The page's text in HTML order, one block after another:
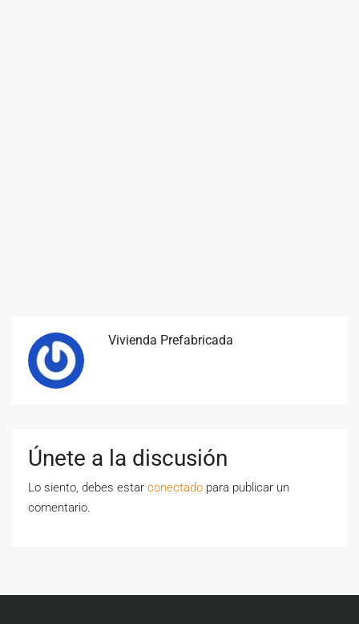
Vivienda Prefabricada
Únete a la discusión
Lo siento, debes estar conectado para publicar un
comentario.